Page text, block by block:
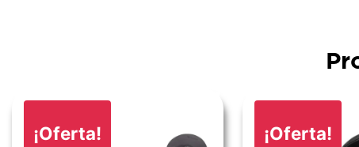
¡Oferta! ¡Oferta!